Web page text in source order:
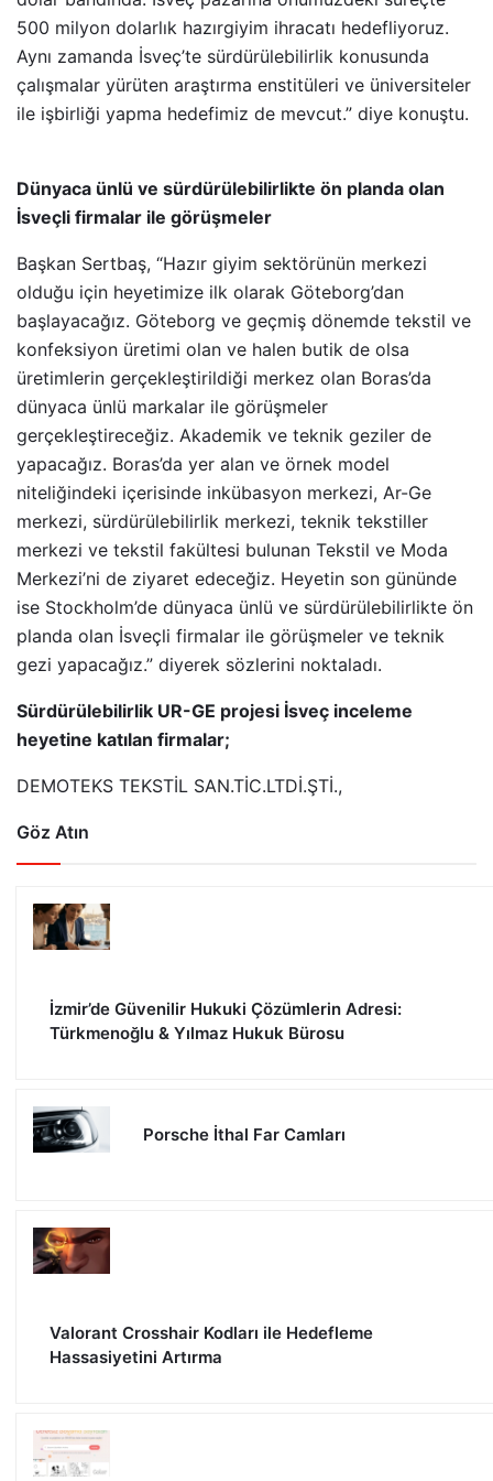
500 milyon dolarlık hazırgiyim ihracatı hedefliyoruz.
Aynı zamanda İsveç’te sürdürülebilirlik konusunda
çalışmalar yürüten araştırma enstitüleri ve üniversiteler
ile işbirliği yapma hedefimiz de mevcut.” diye konuştu.
Dünyaca ünlü ve sürdürülebilirlikte ön planda olan
İsveçli firmalar ile görüşmeler
Başkan Sertbaş, “Hazır giyim sektörünün merkezi
olduğu için heyetimize ilk olarak Göteborg’dan
başlayacağız. Göteborg ve geçmiş dönemde tekstil ve
konfeksiyon üretimi olan ve halen butik de olsa
üretimlerin gerçekleştirildiği merkez olan Boras’da
dünyaca ünlü markalar ile görüşmeler
gerçekleştireceğiz. Akademik ve teknik geziler de
yapacağız. Boras’da yer alan ve örnek model
niteliğindeki içerisinde inkübasyon merkezi, Ar-Ge
merkezi, sürdürülebilirlik merkezi, teknik tekstiller
merkezi ve tekstil fakültesi bulunan Tekstil ve Moda
Merkezi’ni de ziyaret edeceğiz. Heyetin son gününde
ise Stockholm’de dünyaca ünlü ve sürdürülebilirlikte ön
planda olan İsveçli firmalar ile görüşmeler ve teknik
gezi yapacağız.” diyerek sözlerini noktaladı.
Sürdürülebilirlik UR-GE projesi İsveç inceleme
heyetine katılan firmalar;
DEMOTEKS TEKSTİL SAN.TİC.LTDİ.ŞTİ.,
Göz Atın
İzmir’de Güvenilir Hukuki Çözümlerin Adresi:
Türkmenoğlu & Yılmaz Hukuk Bürosu
Porsche İthal Far Camları
Valorant Crosshair Kodları ile Hedefleme
Hassasiyetini Artırma